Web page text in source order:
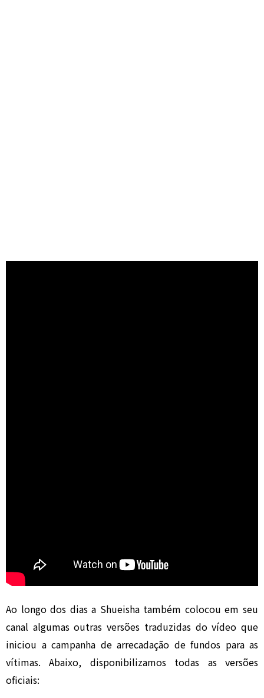
Ao longo dos dias a Shueisha também colocou em seu
canal algumas outras versões traduzidas do vídeo que
iniciou a campanha de arrecadação de fundos para as
vítimas. Abaixo, disponibilizamos todas as versões
oficiais: